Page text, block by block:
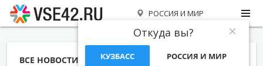
РОССИЯ И МИР
Откуда вы?
КУЗБАСС РОССИЯ И МИР
ВСЕ НОВОСТИ СТАТЬИ ТЕМЫ ФОТО